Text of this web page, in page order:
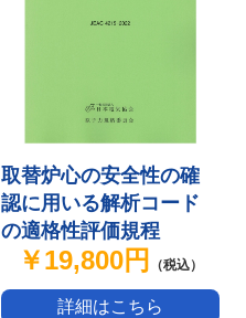
取替炉心の安全性の確
認に用いる解析コード
の適格性評価規程
￥19,800円 （税込）
詳細はこちら